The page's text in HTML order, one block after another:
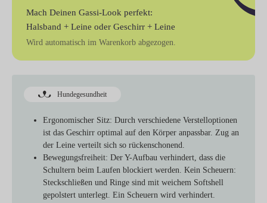
Mach Deinen Gassi-Look perfekt:
Halsband + Leine oder Geschirr + Leine
Wird automatisch im Warenkorb abgezogen.
Hundegesundheit
Ergonomischer Sitz: Durch verschiedene Verstelloptionen
ist das Geschirr optimal auf den Körper anpassbar. Zug an
der Leine verteilt sich so rückenschonend.
Bewegungsfreiheit: Der Y-Aufbau verhindert, dass die
Schultern beim Laufen blockiert werden. Kein Scheuern:
Steckschließen und Ringe sind mit weichem Softshell
gepolstert unterlegt. Ein Scheuern wird verhindert.